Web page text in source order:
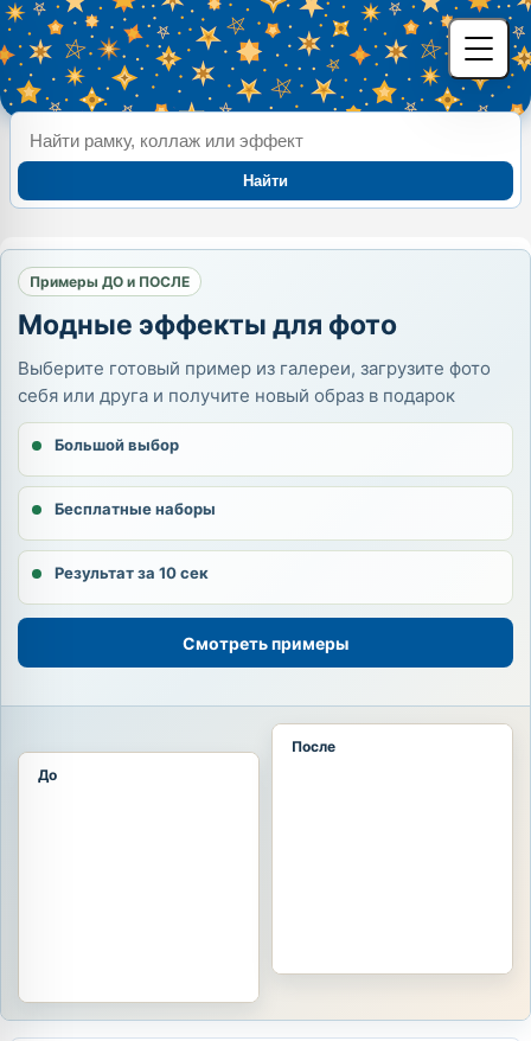
Найти
Примеры ДО и ПОСЛЕ
Модные эффекты для фото
Выберите готовый пример из галереи, загрузите фото
себя или друга и получите новый образ в подарок
Большой выбор
Бесплатные наборы
Результат за 10 сек
Смотреть примеры
До
После